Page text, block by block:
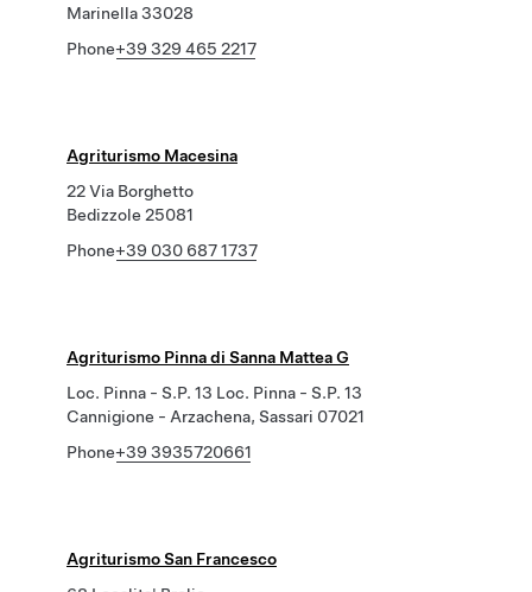
Marinella 33028
Phone+39 329 465 2217
Agriturismo Macesina
22 Via Borghetto
Bedizzole 25081
Phone+39 030 687 1737
Agriturismo Pinna di Sanna Mattea G
Loc. Pinna - S.P. 13 Loc. Pinna - S.P. 13
Cannigione - Arzachena, Sassari 07021
Phone+39 3935720661
Agriturismo San Francesco